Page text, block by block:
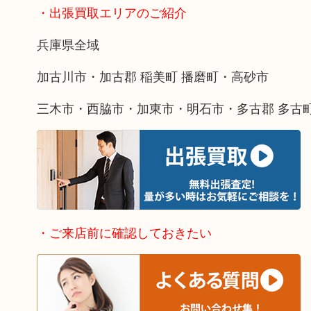
・出張買取エリアのご紹介
兵庫県全域
加古川市・加古郡 稲美町 播磨町・高砂市
三木市・西脇市・加東市・明石市・多古郡 多古
・ご来店前に確認しておきたい